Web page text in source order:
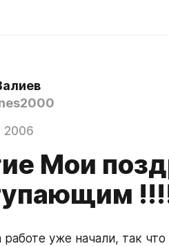
2006
Мои
уже начали, так